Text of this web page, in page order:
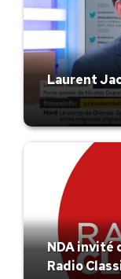
Laurent
NDA invité
Radio